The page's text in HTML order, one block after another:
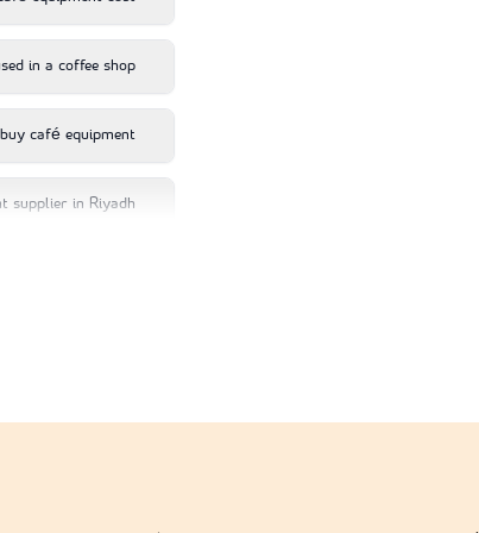
in a coffee shop?
café equipment?
in Riyadh?